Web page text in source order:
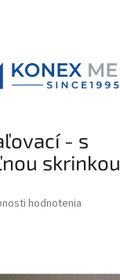
- s
skrinkou
hodnotenia